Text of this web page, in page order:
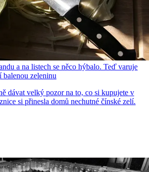
a na listech se něco hýbalo. Teď varuje
balenou zeleninu
dávat velký pozor na to, co si kupujete v
si přinesla domů nechutné čínské zelí.